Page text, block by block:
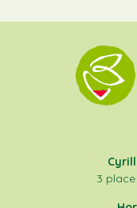
3